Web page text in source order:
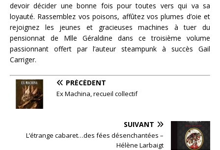
devoir décider une bonne fois pour toutes vers qui va sa
loyauté. Rassemblez vos poisons, affûtez vos plumes d’oie et
rejoignez les jeunes et gracieuses machines à tuer du
pensionnat de Mlle Géraldine dans ce troisième volume
passionnant offert par l’auteur steampunk à succès Gail
Carriger.
PRÉCÉDENT
Ex Machina, recueil collectif
SUIVANT
L’étrange cabaret…des fées désenchantées –
Hélène Larbaigt